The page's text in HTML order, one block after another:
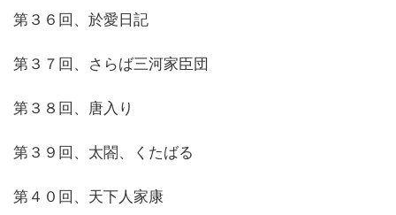
第３６回、於愛日記
第３７回、さらば三河家臣団
第３８回、唐入り
第３９回、太閤、くたばる
第４０回、天下人家康